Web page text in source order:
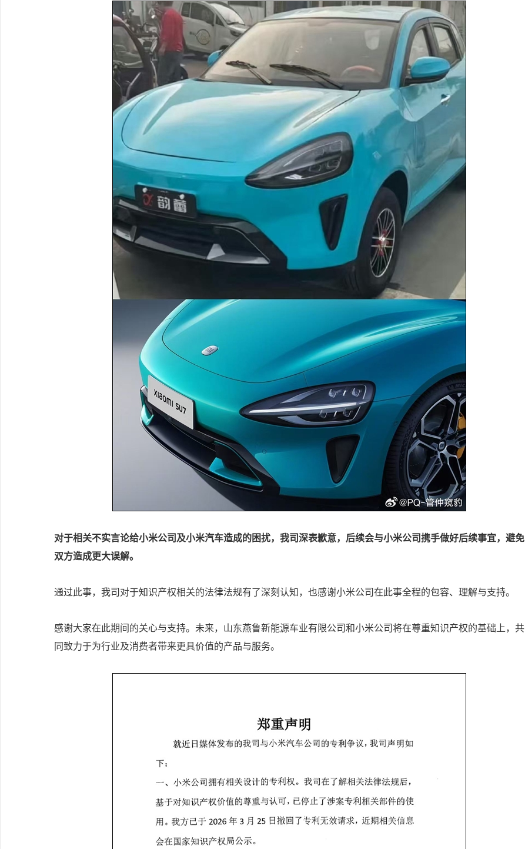
对于相关不实言论给小米公司及小米汽车造成的困扰，我司深表歉意，后续会与小米公司携手做好后续事宜，避免
双方造成更大误解。
通过此事，我司对于知识产权相关的法律法规有了深刻认知，也感谢小米公司在此事全程的包容、理解与支持。
感谢大家在此期间的关心与支持。未来，山东燕鲁新能源车业有限公司和小米公司将在尊重知识产权的基础上，共
同致力于为行业及消费者带来更具价值的产品与服务。